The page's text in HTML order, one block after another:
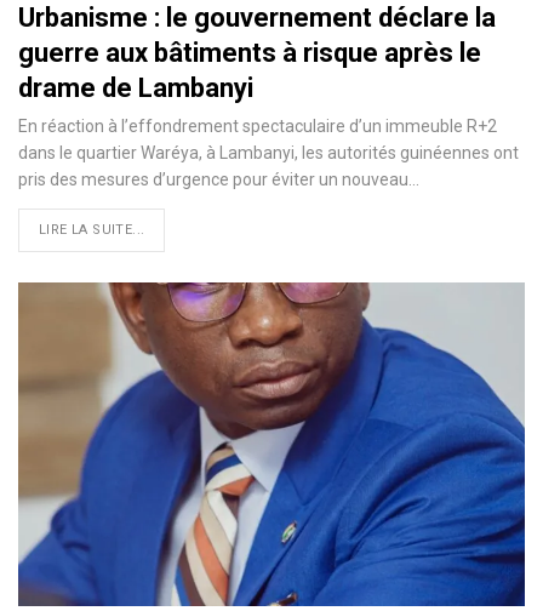
Urbanisme : le gouvernement déclare la
guerre aux bâtiments à risque après le
drame de Lambanyi
En réaction à l’effondrement spectaculaire d’un immeuble R+2
dans le quartier Waréya, à Lambanyi, les autorités guinéennes ont
pris des mesures d’urgence pour éviter un nouveau…
LIRE LA SUITE...